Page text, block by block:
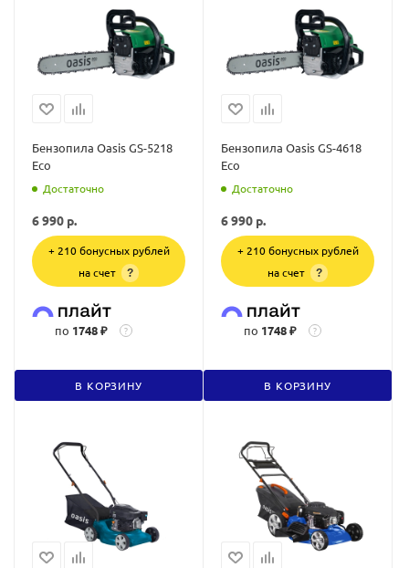
Бензопила Oasis GS-5218
Eco
Достаточно
6 990 р.
+ 210 бонусных рублей
на счет
?
по 1748 ₽ ?
В КОРЗИНУ
Бензопила Oasis GS-4618
Eco
Достаточно
6 990 р.
+ 210 бонусных рублей
на счет
?
по 1748 ₽ ?
В КОРЗИНУ